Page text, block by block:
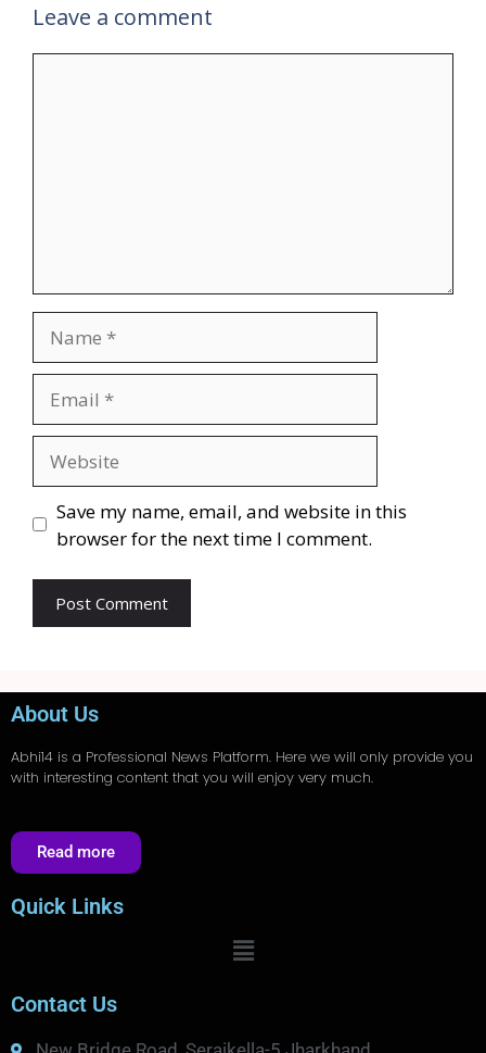
Leave a comment
Save my name, email, and website in this
browser for the next time I comment.
About Us
Abhi14 is a Professional News Platform. Here we will only provide you
with interesting content that you will enjoy very much.
Read more
Quick Links
Contact Us